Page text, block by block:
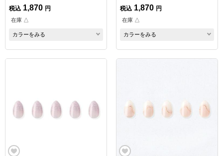
税込 1,870 円
在庫 △
カラーをみる
税込 1,870 円
在庫 △
カラーをみる